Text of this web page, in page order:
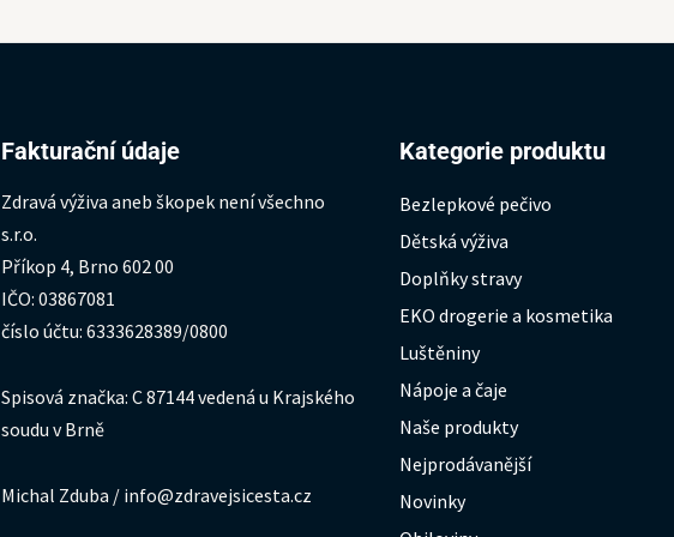
Fakturační údaje
Zdravá výživa aneb škopek není všechno
s.r.o.
Příkop 4, Brno 602 00
IČO: 03867081
číslo účtu: 6333628389/0800
Spisová značka: C 87144 vedená u Krajského
soudu v Brně
Michal Zduba / info@zdravejsicesta.cz
Kategorie produktu
Bezlepkové pečivo
Dětská výživa
Doplňky stravy
EKO drogerie a kosmetika
Luštěniny
Nápoje a čaje
Naše produkty
Nejprodávanější
Novinky